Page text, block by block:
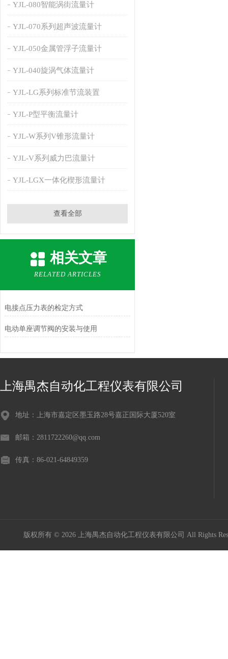
YJL-080智能涡街流量计
YJL-070系列超声波流量计
YJL-050金属管浮子流量计
YJL-040旋涡气体流量计
YJL-LG系列标准节流装置
YJL-P型平衡流量计
YJL-W系列V锥形流量计
YJL-V系列威力巴流量计
YJL-LGX一体化楔形流量计
查看全部
相关文章
RELATED ARTICLES
电接点压力表的检定方式
电动单座调节阀的安装与使用
上海禺杰自动化工程仪表有限公司
地址：上海市嘉定区墨玉路28号嘉正国际大厦520室
邮箱：2811722260@qq.com
传真：86-021-64849359
版权所有 © 2026 上海禺杰自动化工程仪表有限公司 All Rights